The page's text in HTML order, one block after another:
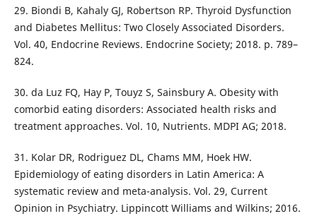
29. Biondi B, Kahaly GJ, Robertson RP. Thyroid Dysfunction
and Diabetes Mellitus: Two Closely Associated Disorders.
Vol. 40, Endocrine Reviews. Endocrine Society; 2018. p. 789–
824.
30. da Luz FQ, Hay P, Touyz S, Sainsbury A. Obesity with
comorbid eating disorders: Associated health risks and
treatment approaches. Vol. 10, Nutrients. MDPI AG; 2018.
31. Kolar DR, Rodriguez DL, Chams MM, Hoek HW.
Epidemiology of eating disorders in Latin America: A
systematic review and meta-analysis. Vol. 29, Current
Opinion in Psychiatry. Lippincott Williams and Wilkins; 2016.